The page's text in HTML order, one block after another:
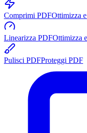
Comprimi PDFOttimizza
Linearizza PDFOttimizza
Pulisci PDFProteggi PDF